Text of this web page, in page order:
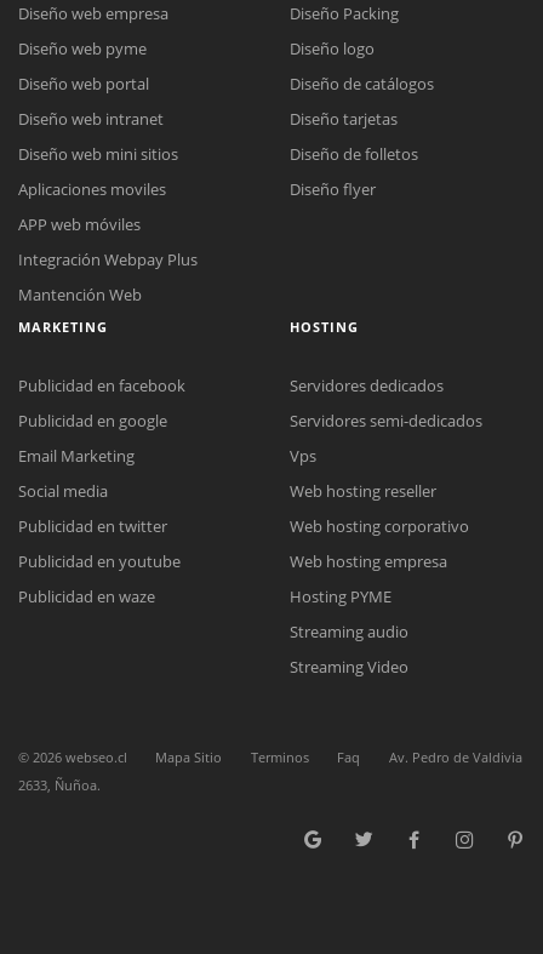
Reunión online
Nuestros ejecutivos le enviarán un correo electrónico con el enlace a
Meet para la reunión online.
Cotización
Complete el formulario y nos contactaremos a la brevedad.
Chat Online
para enviarnos un correo electrónico con sus datos personales.
Diseño web empresa
Diseño web pyme
Diseño web portal
Diseño web intranet
Diseño web mini sitios
Aplicaciones moviles
APP web móviles
Integración Webpay Plus
Mantención Web
Diseño Packing
Diseño logo
Diseño de catálogos
Diseño tarjetas
Diseño de folletos
Diseño flyer
MARKETING
Publicidad en facebook
Publicidad en google
Email Marketing
Social media
Publicidad en twitter
Publicidad en youtube
Publicidad en waze
HOSTING
Servidores dedicados
Servidores semi-dedicados
Vps
Web hosting reseller
Web hosting corporativo
Web hosting empresa
Hosting PYME
Streaming audio
Streaming Video
© 2026 webseo.cl Mapa Sitio Terminos Faq
Av. Pedro de Valdivia
2633, Ñuñoa.